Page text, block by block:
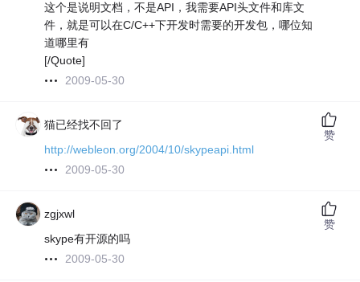
这个是说明文档，不是API，我需要API头文件和库文
件，就是可以在C/C++下开发时需要的开发包，哪位知
道哪里有
[/Quote]
2009-05-30
猫已经找不回了
http://webleon.org/2004/10/skypeapi.html
2009-05-30
赞
zgjxwl
skype有开源的吗
2009-05-30
赞